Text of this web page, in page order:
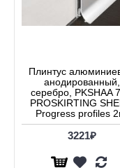
Плинтус
анодированный,
серебро, PKSHAA
PROSKIRTING
Progress profiles
3221₽